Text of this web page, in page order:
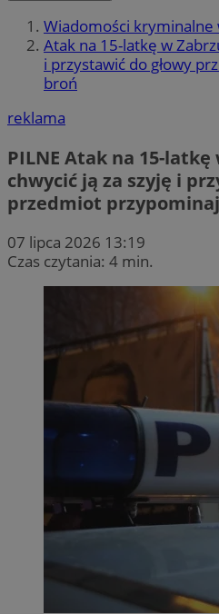
Wiadomości kryminalne
Atak na 15-latkę w
i przystawić do głowy
broń
reklama
PILNE Atak na 15-latkę
chwycić ją za szyję i
przedmiot
07 lipca 2026 13:19
Czas czytania: 4 min.